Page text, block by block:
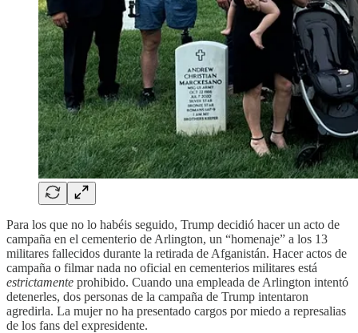
Para los que no lo habéis seguido, Trump decidió hacer un acto de
campaña en el cementerio de Arlington, un “homenaje” a los 13
militares fallecidos durante la retirada de Afganistán. Hacer actos de
campaña o filmar nada no oficial en cementerios militares está
estrictamente prohibido. Cuando una empleada de Arlington intentó
detenerles, dos personas de la campaña de Trump intentaron
agredirla. La mujer no ha presentado cargos por miedo a represalias
de los fans del expresidente.